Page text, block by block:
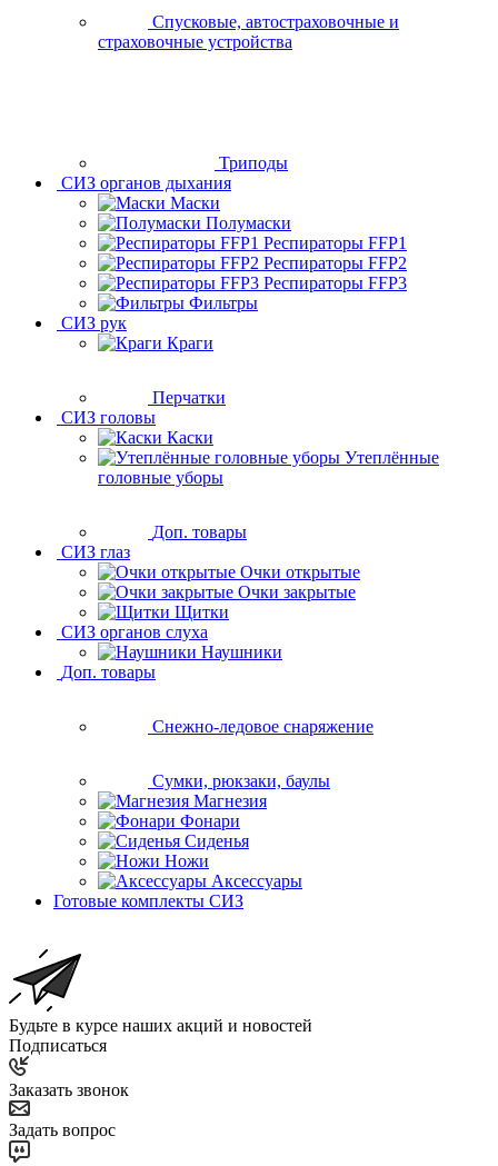
Спусковые, автостраховочные и
страховочные устройства
Триподы
СИЗ органов дыхания
Маски
Полумаски
Респираторы FFP1
Респираторы FFP2
Респираторы FFP3
Фильтры
СИЗ рук
Краги
Перчатки
СИЗ головы
Каски
Утеплённые
головные уборы
Доп. товары
СИЗ глаз
Очки открытые
Очки закрытые
Щитки
СИЗ органов слуха
Наушники
Доп. товары
Снежно-ледовое снаряжение
Сумки, рюкзаки, баулы
Магнезия
Фонари
Сиденья
Ножи
Аксессуары
Готовые комплекты СИЗ
Будьте в курсе наших акций и новостей
Подписаться
Заказать звонок
Задать вопрос